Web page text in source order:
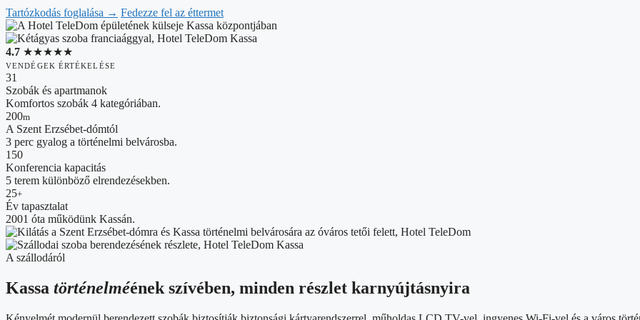
Tartózkodás foglalása → Fedezze fel az éttermet
4.7 ★★★★★
VENDÉGEK ÉRTÉKELÉSE
31
Szobák és apartmanok
Komfortos szobák 4 kategóriában.
200m
A Szent Erzsébet-dómtól
3 perc gyalog a történelmi belvárosba.
150
Konferencia kapacitás
5 terem különböző elrendezésekben.
25+
Év tapasztalat
2001 óta működünk Kassán.
A szállodáról
Kassa történelméének szívében, minden részlet karnyújtásnyira